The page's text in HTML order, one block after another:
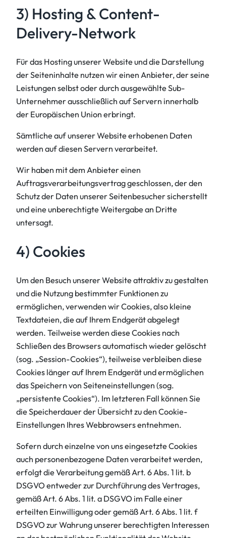
3) Hosting & Content-
Delivery-Network
Für das Hosting unserer Website und die Darstellung
der Seiteninhalte nutzen wir einen Anbieter, der seine
Leistungen selbst oder durch ausgewählte Sub-
Unternehmer ausschließlich auf Servern innerhalb
der Europäischen Union erbringt.
Sämtliche auf unserer Website erhobenen Daten
werden auf diesen Servern verarbeitet.
Wir haben mit dem Anbieter einen
Auftragsverarbeitungsvertrag geschlossen, der den
Schutz der Daten unserer Seitenbesucher sicherstellt
und eine unberechtigte Weitergabe an Dritte
untersagt.
4) Cookies
Um den Besuch unserer Website attraktiv zu gestalten
und die Nutzung bestimmter Funktionen zu
ermöglichen, verwenden wir Cookies, also kleine
Textdateien, die auf Ihrem Endgerät abgelegt
werden. Teilweise werden diese Cookies nach
Schließen des Browsers automatisch wieder gelöscht
(sog. „Session-Cookies“), teilweise verbleiben diese
Cookies länger auf Ihrem Endgerät und ermöglichen
das Speichern von Seiteneinstellungen (sog.
„persistente Cookies“). Im letzteren Fall können Sie
die Speicherdauer der Übersicht zu den Cookie-
Einstellungen Ihres Webbrowsers entnehmen.
Sofern durch einzelne von uns eingesetzte Cookies
auch personenbezogene Daten verarbeitet werden,
erfolgt die Verarbeitung gemäß Art. 6 Abs. 1 lit. b
DSGVO entweder zur Durchführung des Vertrages,
gemäß Art. 6 Abs. 1 lit. a DSGVO im Falle einer
erteilten Einwilligung oder gemäß Art. 6 Abs. 1 lit. f
DSGVO zur Wahrung unserer berechtigten Interessen